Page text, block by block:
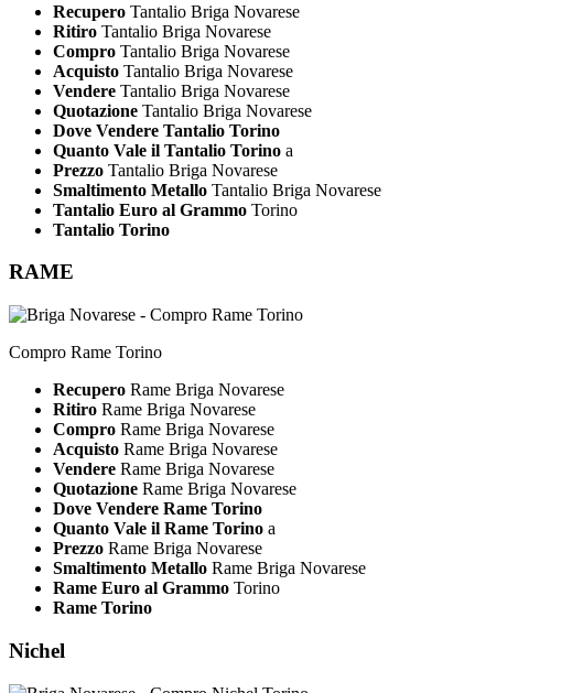
Recupero Tantalio Briga Novarese
Ritiro Tantalio Briga Novarese
Compro Tantalio Briga Novarese
Acquisto Tantalio Briga Novarese
Vendere Tantalio Briga Novarese
Quotazione Tantalio Briga Novarese
Dove Vendere Tantalio Torino
Quanto Vale il Tantalio Torino a
Prezzo Tantalio Briga Novarese
Smaltimento Metallo Tantalio Briga Novarese
Tantalio Euro al Grammo Torino
Tantalio Torino
RAME
Compro Rame Torino
Recupero Rame Briga Novarese
Ritiro Rame Briga Novarese
Compro Rame Briga Novarese
Acquisto Rame Briga Novarese
Vendere Rame Briga Novarese
Quotazione Rame Briga Novarese
Dove Vendere Rame Torino
Quanto Vale il Rame Torino a
Prezzo Rame Briga Novarese
Smaltimento Metallo Rame Briga Novarese
Rame Euro al Grammo Torino
Rame Torino
Nichel